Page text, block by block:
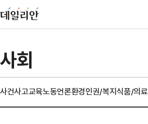
사회
사건사고교육노동언론환경인권/복지식품/의료